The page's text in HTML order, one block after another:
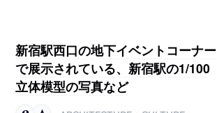
新宿駅西口の地下イベントコーナー
で展示されている、新宿駅の1/100
立体模型の写真など